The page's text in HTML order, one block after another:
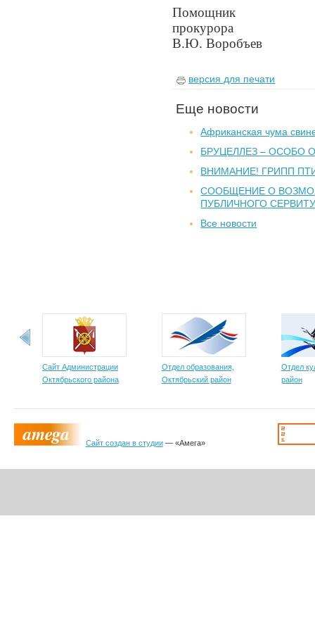
Помощник
В.Ю. Воробъев
версия для печати
Еще новости
Африканская чума
БРУЦЕЛЛЕЗ – ОСОБО
ВНИМАНИЕ! ГРИПП
СООБЩЕНИЕ О
ПУБЛИЧНОГО
Все новости
Сайт Администрации
Октябрьского района
Отдел образования,
Октябрьский район
Отдел
район
Сайт создан в студии— «Амега»